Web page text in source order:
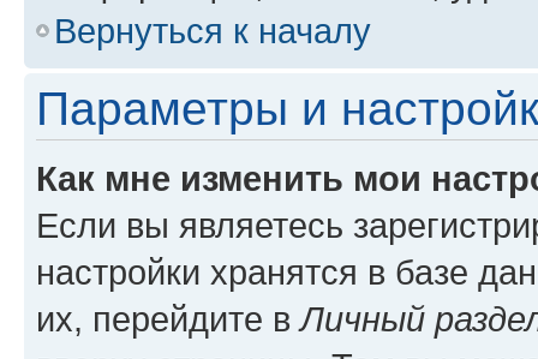
Вернуться к началу
Параметры и
Как мне изменить мои
Если вы являетесь
настройки хранятся в базе
их, перейдите вЛичный